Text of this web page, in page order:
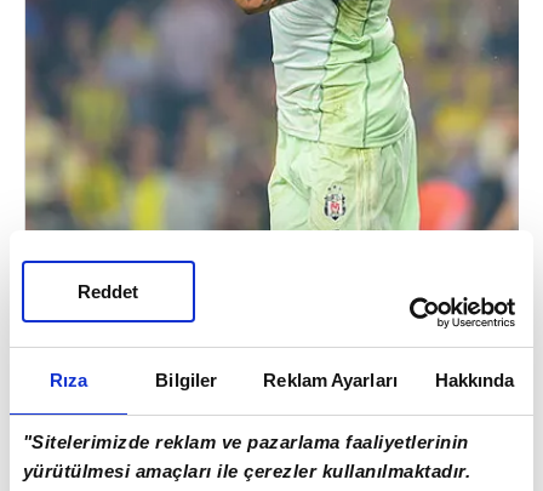
Rıza Bilgiler Reklam Ayarları Hakkında
"Sitelerimizde reklam ve pazarlama faaliyetlerinin
yürütülmesi amaçları ile çerezler kullanılmaktadır.
Reddet
TARAFTARIN DA SEVGİSİNİ KAZANDI